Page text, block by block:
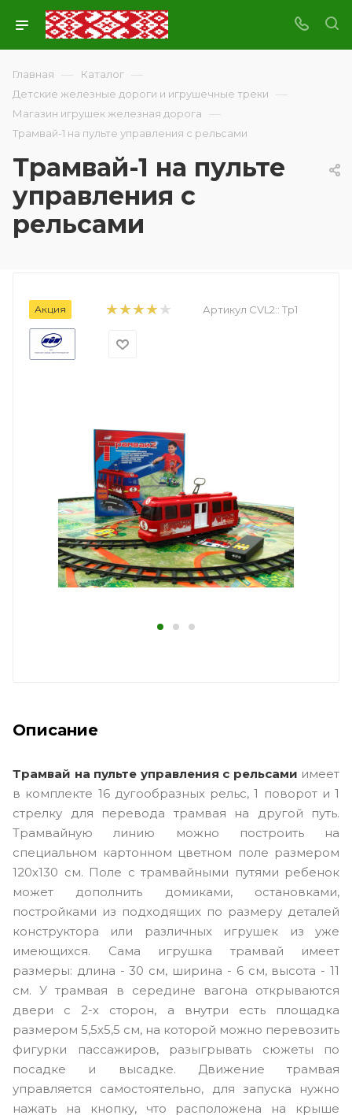
Главная — Каталог —
Детские железные дороги и игрушечные треки —
Магазин игрушек железная дорога —
Трамвай-1 на пульте управления с рельсами
Трамвай-1 на пульте
управления с
рельсами
Акция Артикул CVL2:: Тр1
Описание
Трамвай на пульте управления с рельсами имеет
в комплекте 16 дугообразных рельс, 1 поворот и 1
стрелку для перевода трамвая на другой путь.
Трамвайную линию можно построить на
специальном картонном цветном поле размером
120х130 см. Поле с трамвайными путями ребенок
может дополнить домиками, остановками,
постройками из подходящих по размеру деталей
конструктора или различных игрушек из уже
имеющихся. Сама игрушка трамвай имеет
размеры: длина - 30 см, ширина - 6 см, высота - 11
см. У трамвая в середине вагона открываются
двери с 2-х сторон, а внутри есть площадка
размером 5,5х5,5 см, на которой можно перевозить
фигурки пассажиров, разыгрывать сюжеты по
посадке и высадке. Движение трамвая
управляется самостоятельно, для запуска нужно
нажать на кнопку, что расположена на крыше